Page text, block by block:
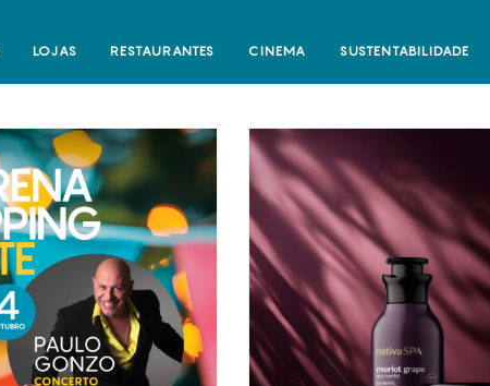
LOJAS RESTAURANTES CINEMA SUSTENTABILIDADE